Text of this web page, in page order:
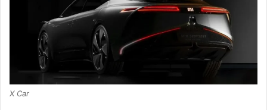
X Car